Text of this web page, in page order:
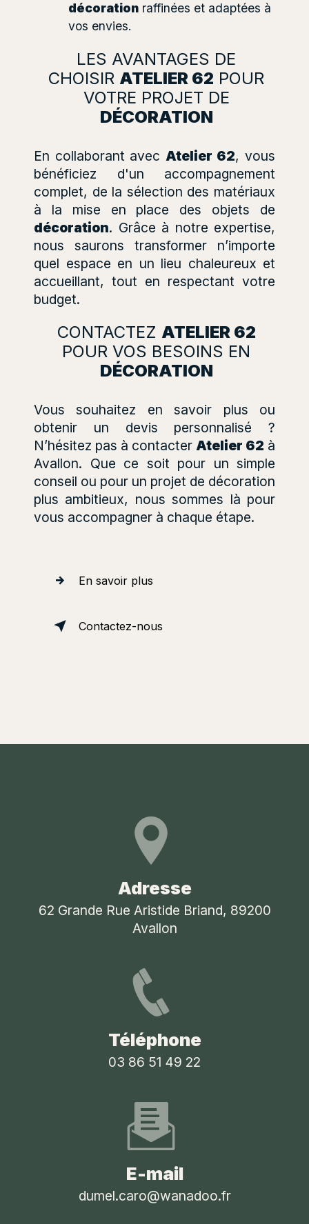
décoration raffinées et adaptées à
vos envies.
LES AVANTAGES DE
CHOISIR ATELIER 62 POUR
VOTRE PROJET DE
DÉCORATION
En collaborant avec Atelier 62, vous
bénéficiez d'un accompagnement
complet, de la sélection des matériaux
à la mise en place des objets de
décoration. Grâce à notre expertise,
nous saurons transformer n’importe
quel espace en un lieu chaleureux et
accueillant, tout en respectant votre
budget.
CONTACTEZ ATELIER 62
POUR VOS BESOINS EN
DÉCORATION
Vous souhaitez en savoir plus ou
obtenir un devis personnalisé ?
N’hésitez pas à contacter Atelier 62 à
Avallon. Que ce soit pour un simple
conseil ou pour un projet de décoration
plus ambitieux, nous sommes là pour
vous accompagner à chaque étape.
En savoir plus
Contactez-nous
Adresse
62 Grande Rue Aristide Briand, 89200
Avallon
Téléphone
03 86 51 49 22
E-mail
dumel.caro@wanadoo.fr